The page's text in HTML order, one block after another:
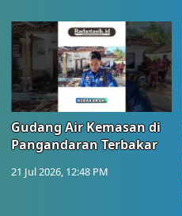
Gudang Air Kemasan di
Pangandaran Terbakar
21 Jul 2026, 12:48 PM